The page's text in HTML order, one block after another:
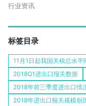
行业资讯
标签目录
11月1日起我国关税总水平
2018Q1进出口报关数据
2018年前三季度进出口情
2018年进出口报关规模创